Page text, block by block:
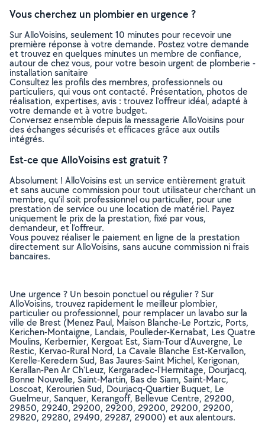
Vous cherchez un plombier en urgence ?
Sur AlloVoisins, seulement 10 minutes pour recevoir une
première réponse à votre demande. Postez votre demande
et trouvez en quelques minutes un membre de confiance,
autour de chez vous, pour votre besoin urgent de plomberie -
installation sanitaire
Consultez les profils des membres, professionnels ou
particuliers, qui vous ont contacté. Présentation, photos de
réalisation, expertises, avis : trouvez l'offreur idéal, adapté à
votre demande et à votre budget.
Conversez ensemble depuis la messagerie AlloVoisins pour
des échanges sécurisés et efficaces grâce aux outils
intégrés.
Est-ce que AlloVoisins est gratuit ?
Absolument ! AlloVoisins est un service entièrement gratuit
et sans aucune commission pour tout utilisateur cherchant un
membre, qu’il soit professionnel ou particulier, pour une
prestation de service ou une location de matériel. Payez
uniquement le prix de la prestation, fixé par vous,
demandeur, et l’offreur.
Vous pouvez réaliser le paiement en ligne de la prestation
directement sur AlloVoisins, sans aucune commission ni frais
bancaires.
Une urgence ? Un besoin ponctuel ou régulier ? Sur
AlloVoisins, trouvez rapidement le meilleur plombier,
particulier ou professionnel, pour remplacer un lavabo sur la
ville de Brest (Menez Paul, Maison Blanche-Le Portzic, Ports,
Kerichen-Montaigne, Landais, Poulleder-Kernabat, Les Quatre
Moulins, Kerbernier, Kergoat Est, Siam-Tour d'Auvergne, Le
Restic, Kervao-Rural Nord, La Cavale Blanche Est-Kervallon,
Kerelle-Keredern Sud, Bas Jaures-Saint Michel, Kerigonan,
Kerallan-Pen Ar Ch'Leuz, Kergaradec-l'Hermitage, Dourjacq,
Bonne Nouvelle, Saint-Martin, Bas de Siam, Saint-Marc,
Loscoat, Kerourien Sud, Dourjacq-Quartier Buquet, Le
Guelmeur, Sanquer, Kerangoff, Bellevue Centre, 29200,
29850, 29240, 29200, 29200, 29200, 29200, 29200,
29820, 29280, 29490, 29287, 29000) et aux alentours.